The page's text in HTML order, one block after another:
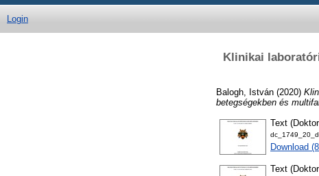
Login
Klinikai
Balogh, István (2020)
betegségekben és
Text
Download
Text